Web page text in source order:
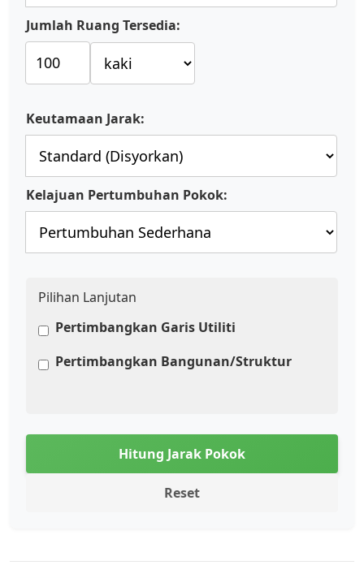
Jumlah Ruang Tersedia:
Keutamaan Jarak:
Kelajuan Pertumbuhan Pokok:
Pilihan Lanjutan
Pertimbangkan Garis Utiliti
Pertimbangkan Bangunan/Struktur
Hitung Jarak Pokok
Reset